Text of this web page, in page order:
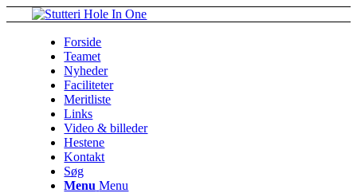
Forside
Teamet
Nyheder
Faciliteter
Meritliste
Links
Video & billeder
Hestene
Kontakt
Søg
Menu Menu